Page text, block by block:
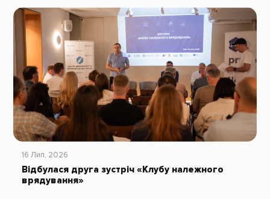
16 Лип, 2026
Відбулася друга зустріч «Клубу належного
врядування»